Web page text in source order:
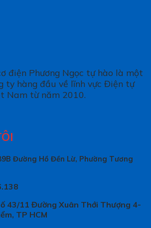
điện Phương Ngọc tự hào là một
ty hàng đầu về lĩnh vực Điện tự
Nam từ năm 2010.
Đường Hồ Đền Lừ, Phường Tương
43/11 Đường Xuân Thới Thượng 4-
TP HCM